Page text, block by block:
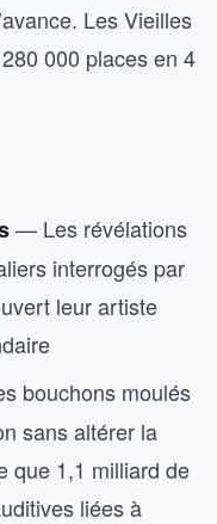
Les Vieilles
000 places en 4
— Les révélations
interrogés par
leur artiste
bouchons moulés
sans altérer la
que 1,1 milliard de
liées à